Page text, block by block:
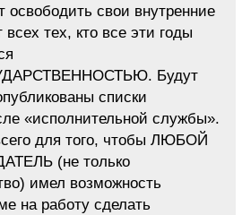
освободить свои внутренние
всех тех, кто все эти годы
Будут
списки
«исполнительной службы».
для того, чтобы ЛЮБОЙ
(не только
имел возможность
на работу сделать